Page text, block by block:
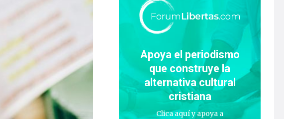
Apoya el periodismo
que construye la
alternativa cultural
cristiana
Clica aquí y apoya a